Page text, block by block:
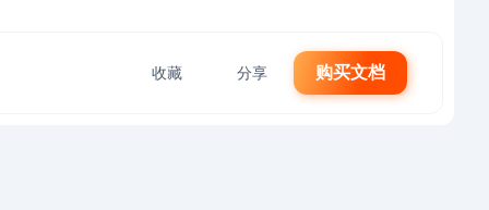
收藏 分享 购买文档